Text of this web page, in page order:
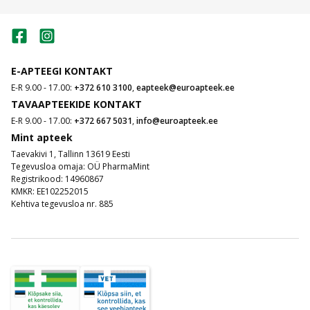
Bioderma Sébium
Rasusele ja probleemsele nahale mõeldud Bioderma
Sébium sari aitab reguleerida rasueritust ja hoida
poorid puhtad. Tooted nagu Bioderma näopesugeel ja
Bioderma kreem aitavad vähendada vistrikke ja läiget,
jättes naha matiks ja värskeks. Sébium on ideaalne
valik aknele kalduva naha igapäevaseks hoolduseks
ning sobib kasutamiseks koos teiste
näohooldustoodetega
taastada naha loomuliku sära ja elastsuse. Hydrabio
näokreemid ja seerumid sisaldavad patenteeritud
E-APTEEGI KONTAKT
E-R 9.00 - 17.00: +372 610 3100,eapteek@euroapteek.ee
TAVAAPTEEKIDE KONTAKT
E-R 9.00 - 17.00: +372 667 5031,info@euroapteek.ee
Mint apteek
Taevakivi 1, Tallinn 13619 Eesti
Tegevusloa omaja: OÜ PharmaMint
Registrikood: 14960867
KMKR: EE102252015
Kehtiva tegevusloa nr. 885